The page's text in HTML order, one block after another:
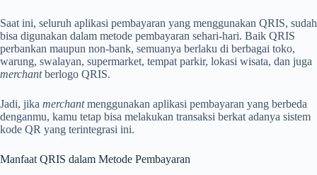
Saat ini, seluruh aplikasi pembayaran yang menggunakan QRIS, sudah
bisa digunakan dalam metode pembayaran sehari-hari. Baik QRIS
perbankan maupun non-bank, semuanya berlaku di berbagai toko,
warung, swalayan, supermarket, tempat parkir, lokasi wisata, dan juga
merchantberlogo QRIS.
Jadi, jika merchantmenggunakan aplikasi pembayaran yang berbeda
denganmu, kamu tetap bisa melakukan transaksi berkat adanya sistem
kode QR yang terintegrasi ini.
Manfaat QRIS dalam Metode Pembayaran